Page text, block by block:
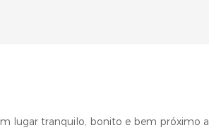
lugar tranquilo, bonito e bem próximo a